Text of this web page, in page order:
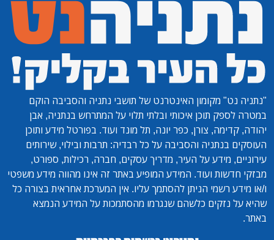
"נתניה נט" מקומון האינטרנט של תושבי נתניה והסביבה הוקם
במטרה לספק תוכן איכותי ובלתי תלוי על המתרחש בנתניה, אבן
יהודה, קדימה, צורן, כפר יונה, תל מונד ועוד. בפורטל מידע ותוכן
העוסקים בנתניה והסביבה על כל רבדיה: תרבות ובילוי, שירותים
עירוניים, מידע על העיר, מדריך עסקים, חברה, רכילות, ספורט,
מבזקי חדשות ועוד. המידע המופיע באתר זה אינו מהווה מידע משפטי
ו/או מידע רשמי הניתן להסתמך עליו. אין המערכת אחראית בצורה כל
שהיא על נזקים כלשהם שנגרמו מהסתמכות על המידע הנמצא
באתר.